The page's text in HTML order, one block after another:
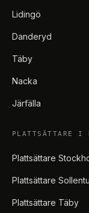
Lidingö
Danderyd
Täby
Nacka
Järfälla
PLATTSÄTTARE I
Plattsättare
Plattsättare
Plattsättare Täby